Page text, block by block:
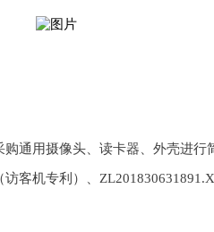
通用摄像头、读卡器、外壳进
机专利）、